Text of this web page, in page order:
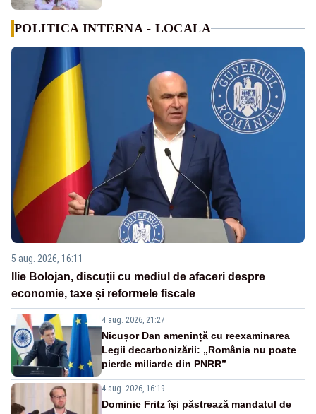
POLITICA INTERNA - LOCALA
5 aug. 2026, 16:11
Ilie Bolojan, discuții cu mediul de afaceri despre
economie, taxe și reformele fiscale
4 aug. 2026, 21:27
Nicușor Dan amenință cu reexaminarea
Legii decarbonizării: „România nu poate
pierde miliarde din PNRR”
4 aug. 2026, 16:19
Dominic Fritz își păstrează mandatul de